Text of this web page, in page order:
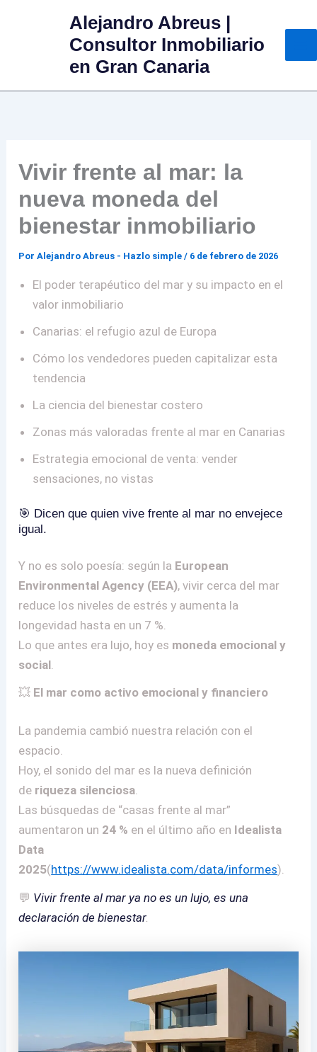
Alejandro Abreus |
Consultor Inmobiliario
en Gran Canaria
Vivir frente al mar: la
nueva moneda del
bienestar inmobiliario
PorAlejandro Abreus - Hazlo simple/ 6 de febrero de 2026
El poder terapéutico del mar y su impacto en el
valor inmobiliario
Canarias: el refugio azul de Europa
Cómo los vendedores pueden capitalizar esta
tendencia
La ciencia del bienestar costero
Zonas más valoradas frente al mar en Canarias
Estrategia emocional de venta: vender
sensaciones, no vistas
🎯 Dicen que quien vive frente al mar no envejece
igual.
Y no es solo poesía: según la European
Environmental Agency (EEA), vivir cerca del mar
reduce los niveles de estrés y aumenta la
longevidad hasta en un 7 %.
Lo que antes era lujo, hoy es moneda emocional y
social
💥 El mar como activo emocional y financiero
La pandemia cambió nuestra relación con el
espacio.
Hoy, el sonido del mar es la nueva definición
de riqueza silenciosa
Las búsquedas de “casas frente al mar”
aumentaron un 24 % en el último año en Idealista
Data
2025(https://www.idealista.com/data/informes).
💬 Vivir frente al mar ya no es un lujo, es una
declaración de bienestar.